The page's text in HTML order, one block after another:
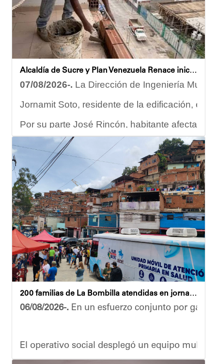
Alcaldía de Sucre y Plan Venezuela Renace iniciaron demolición de fachadas en Residencias Los Dos Caminos
07/08/2026-. La Dirección de Ingeniería
Jornamit Soto, residente de la edificación,
Por su parte José Rincón, habitante afectado
“El proceso comenzó con una primera
Ante la emergencia, los vecinos del referido
Las cuadrillas de trabajo permanecen
Yois Coellar
200 familias de La Bombilla atendidas en jornada integral
06/08/2026-. En un esfuerzo conjunto por
El operativo social desplegó un equipo